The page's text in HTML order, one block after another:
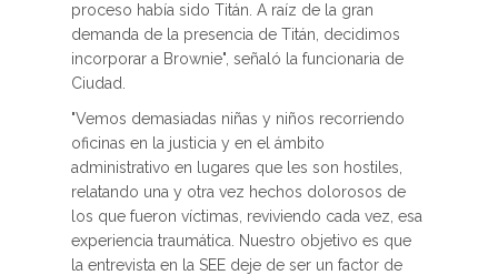
proceso había sido Titán. A raíz de la gran
demanda de la presencia de Titán, decidimos
incorporar a Brownie", señaló la funcionaria de
Ciudad.
"Vemos demasiadas niñas y niños recorriendo
oficinas en la justicia y en el ámbito
administrativo en lugares que les son hostiles,
relatando una y otra vez hechos dolorosos de
los que fueron víctimas, reviviendo cada vez, esa
experiencia traumática. Nuestro objetivo es que
la entrevista en la SEE deje de ser un factor de